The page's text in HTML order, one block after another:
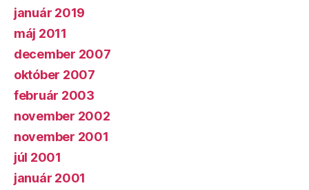
január 2019
máj 2011
december 2007
október 2007
február 2003
november 2002
november 2001
júl 2001
január 2001